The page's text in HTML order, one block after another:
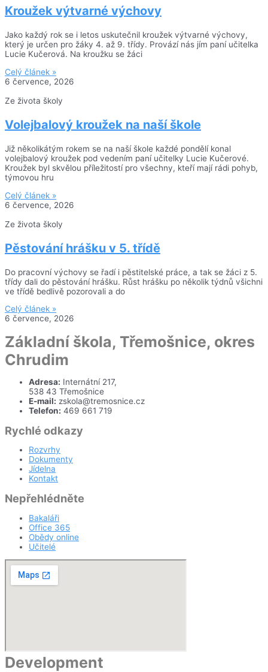
Kroužek výtvarné výchovy
Jako každý rok se i letos uskutečnil kroužek výtvarné výchovy,
který je určen pro žáky 4. až 9. třídy. Provází nás jím paní učitelka
Lucie Kučerová. Na kroužku se žáci
Celý článek »
6 července, 2026
Ze života školy
Volejbalový kroužek na naší škole
Již několikátým rokem se na naší škole každé pondělí konal
volejbalový kroužek pod vedením paní učitelky Lucie Kučerové.
Kroužek byl skvělou příležitostí pro všechny, kteří mají rádi pohyb,
týmovou hru
Celý článek »
6 července, 2026
Ze života školy
Pěstování hrášku v 5. třídě
Do pracovní výchovy se řadí i pěstitelské práce, a tak se žáci z 5.
třídy dali do pěstování hrášku. Růst hrášku po několik týdnů všichni
ve třídě bedlivě pozorovali a do
Celý článek »
6 července, 2026
Základní škola, Třemošnice, okres
Chrudim
Adresa: Internátní 217,
538 43 Třemošnice
E-mail: zskola@tremosnice.cz
Telefon: 469 661 719
Rychlé odkazy
Rozvrhy
Dokumenty
Jídelna
Kontakt
Nepřehlédněte
Bakaláři
Office 365
Obědy online
Učitelé
Development